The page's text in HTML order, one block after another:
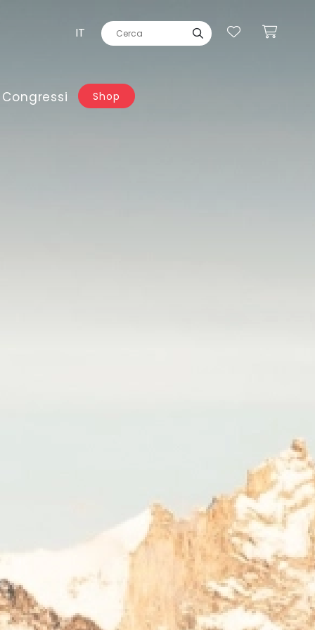
IT
Shop